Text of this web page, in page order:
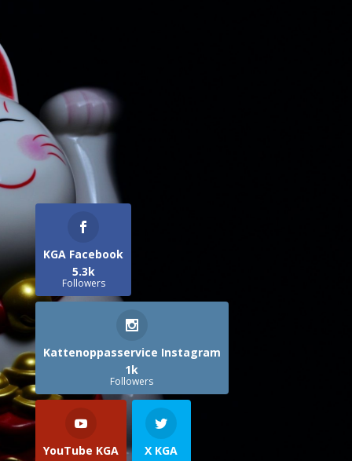
KGA Facebook
5.3k
Followers
Kattenoppasservice Instagram
1k
Followers
YouTube KGA
X KGA